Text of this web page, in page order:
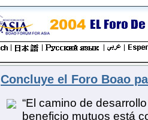
Concluye el Foro Boao
“El camino de
beneficio mutuos está